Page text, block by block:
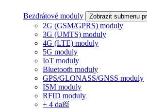
Bezdrátové moduly Zobrazit submenu
2G (GSM/GPRS) moduly
3G (UMTS) moduly
4G (LTE) moduly
5G moduly
IoT moduly
Bluetooth moduly
GPS/GLONASS/GNSS moduly
ISM moduly
RFID moduly
+ 4 další